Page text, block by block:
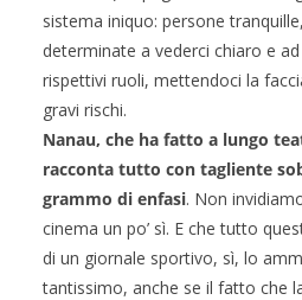
sistema iniquo: persone
determinate a vederci chiaro e
rispettivi ruoli, mettendoci la
gravi rischi.
Nanau, che ha fatto a lungo
racconta tutto con tagliente
grammo di enfasi. Non
cinema un po’ sì. E che tutto
di un giornale sportivo, sì, lo
tantissimo, anche se il fatto che